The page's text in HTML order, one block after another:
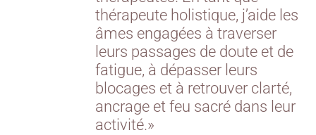
thérapeute holistique, j’aide les
âmes engagées à traverser
leurs passages de doute et de
fatigue, à dépasser leurs
blocages et à retrouver clarté,
ancrage et feu sacré dans leur
activité.»